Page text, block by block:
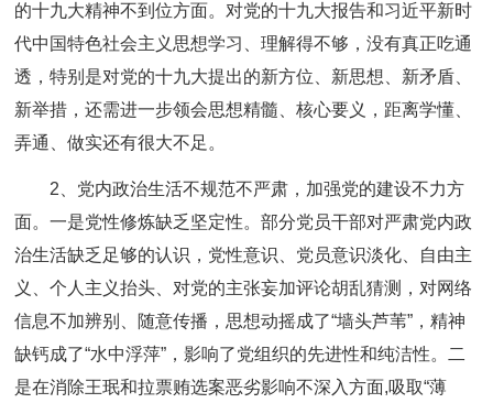
的十九大精神不到位方面。对党的十九大报告和习近平新时
代中国特色社会主义思想学习、理解得不够，没有真正吃通
透，特别是对党的十九大提出的新方位、新思想、新矛盾、
新举措，还需进一步领会思想精髓、核心要义，距离学懂、
弄通、做实还有很大不足。
2、党内政治生活不规范不严肃，加强党的建设不力方
面。一是党性修炼缺乏坚定性。部分党员干部对严肃党内政
治生活缺乏足够的认识，党性意识、党员意识淡化、自由主
义、个人主义抬头、对党的主张妄加评论胡乱猜测，对网络
信息不加辨别、随意传播，思想动摇成了“墙头芦苇”，精神
缺钙成了“水中浮萍”，影响了党组织的先进性和纯洁性。二
是在消除王珉和拉票贿选案恶劣影响不深入方面,吸取“薄